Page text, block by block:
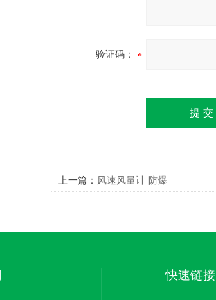
验证码：
上一篇： 风速风量计 防爆
快速链接